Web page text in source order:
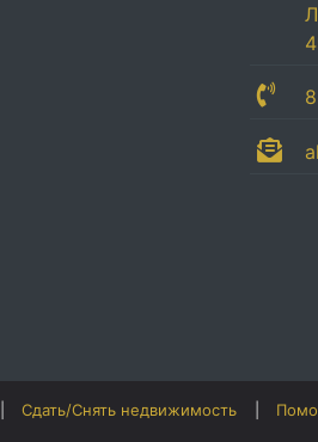
Сдать/Снять недвижимость